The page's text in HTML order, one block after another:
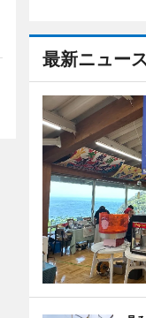
最新ニュー